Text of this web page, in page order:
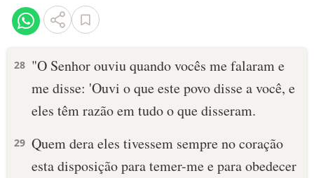
VERSÍCULOS
PALAVRA DO DIA
DEVOCIONAL DIÁRIO
28 "O Senhor ouviu quando vocês me falaram e
me disse: 'Ouvi o que este povo disse a você, e
eles têm razão em tudo o que disseram.
29 Quem dera eles tivessem sempre no coração
esta disposição para temer-me e para obedecer